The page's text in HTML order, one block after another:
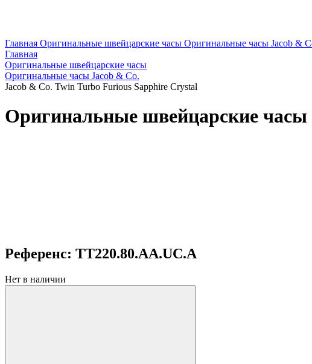
Главная Оригинальные швейцарские часы Оригинальные часы Jacob &
Главная
Оригинальные швейцарские часы
Оригинальные часы Jacob & Co.
Jacob & Co. Twin Turbo Furious Sapphire Crystal
Оригинальные швейцарские
Референс: TT220.80.AA.UC.A
Нет в наличии